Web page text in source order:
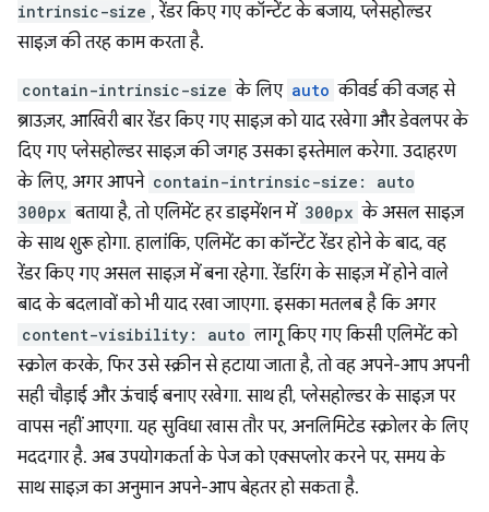
intrinsic-size , रेंडर किए गए कॉन्टेंट के बजाय, प्लेसहोल्डर
साइज़ की तरह काम करता है.
contain-intrinsic-size के लिए auto कीवर्ड की वजह से
ब्राउज़र, आखिरी बार रेंडर किए गए साइज़ को याद रखेगा और डेवलपर के
दिए गए प्लेसहोल्डर साइज़ की जगह उसका इस्तेमाल करेगा. उदाहरण
के लिए, अगर आपने contain-intrinsic-size: auto
300px बताया है, तो एलिमेंट हर डाइमेंशन में 300px के असल साइज़
के साथ शुरू होगा. हालांकि, एलिमेंट का कॉन्टेंट रेंडर होने के बाद, वह
रेंडर किए गए असल साइज़ में बना रहेगा. रेंडरिंग के साइज़ में होने वाले
बाद के बदलावों को भी याद रखा जाएगा. इसका मतलब है कि अगर
content-visibility: auto लागू किए गए किसी एलिमेंट को
स्क्रोल करके, फिर उसे स्क्रीन से हटाया जाता है, तो वह अपने-आप अपनी
सही चौड़ाई और ऊंचाई बनाए रखेगा. साथ ही, प्लेसहोल्डर के साइज़ पर
वापस नहीं आएगा. यह सुविधा खास तौर पर, अनलिमिटेड स्क्रोलर के लिए
मददगार है. अब उपयोगकर्ता के पेज को एक्सप्लोर करने पर, समय के
साथ साइज़ का अनुमान अपने-आप बेहतर हो सकता है.